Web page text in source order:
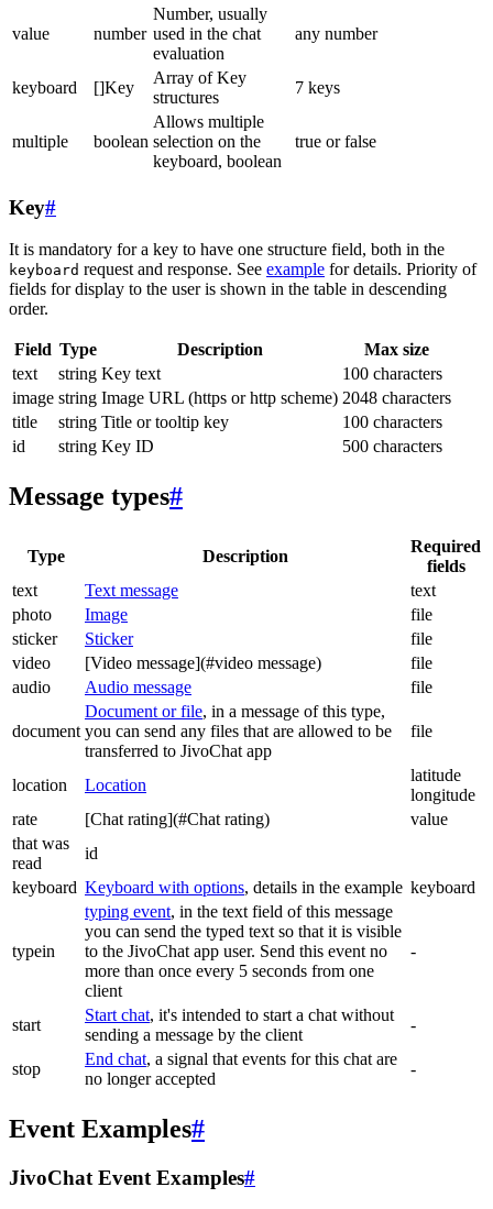
value number
Number, usually
used in the chat
evaluation
any number
keyboard []Key
Array of Key
structures
7 keys
multiple boolean
Allows multiple
selection on the
keyboard, boolean
true or false
Key#
It is mandatory for a key to have one structure field, both in the
keyboard request and response. See example for details. Priority of
fields for display to the user is shown in the table in descending
order.
Field Type Description
Max size
text
string Key text
100 characters
image string Image URL (https or http scheme) 2048 characters
title
string Title or tooltip key
100 characters
id
string Key ID 500 characters
Message types#
Type Description
Required
fields
text
Text message
text
photo
Image
file
sticker
Sticker
file
video
[Video message](#video message)
file
audio
Audio message file
document
Document or file, in a message of this type,
you can send any files that are allowed to be
transferred to JivoChat app
file
location Location
latitude
longitude
rate
[Chat rating](#Chat rating)
value
that was
read
id
keyboard Keyboard with options, details in the example keyboard
typein
typing event, in the text field of this message
you can send the typed text so that it is visible
to the JivoChat app user. Send this event no
more than once every 5 seconds from one
client
-
start
Start chat, it's intended to start a chat without
sending a message by the client
-
stop
End chat, a signal that events for this chat are
no longer accepted
-
Event Examples#
JivoChat Event Examples#